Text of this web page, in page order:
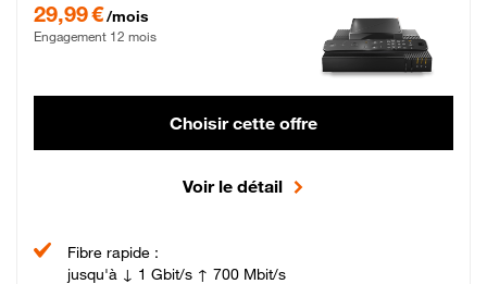
29,99 €/mois
Engagement 12 mois
Choisir cette offre
Voir le détail
Fibre rapide :
jusqu'à ↓ 1 Gbit/s ↑ 700 Mbit/s